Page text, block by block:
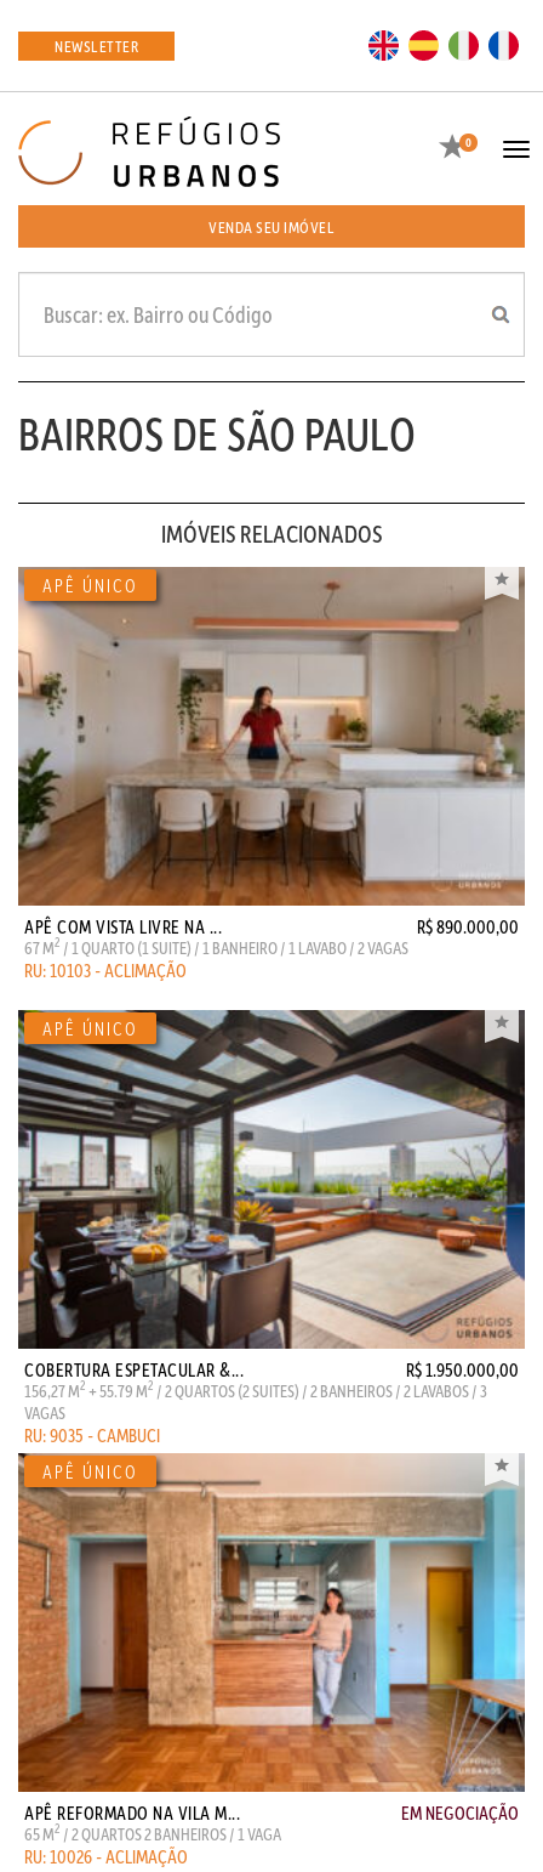
NEWSLETTER EN ES
Favoritos
0
VENDA SEU IMÓVEL
BAIRROS DE SÃO PAULO
IMÓVEIS RELACIONADOS
APÊ COM VISTA LIVRE NA ... R$ 890.000,00
67 M2 / 1 QUARTO (1 SUITE) / 1 BANHEIRO / 1 LAVABO / 2 VAGAS
RU: 10103 - ACLIMAÇÃO
COBERTURA ESPETACULAR &... R$ 1.950.000,00
156,27 M2 + 55.79 M2 / 2 QUARTOS (2 SUITES) / 2 BANHEIROS / 2 LAVABOS / 3
VAGAS
RU: 9035 - CAMBUCI
APÊ REFORMADO NA VILA M... EM NEGOCIAÇÃO
65 M2 / 2 QUARTOS 2 BANHEIROS / 1 VAGA
RU: 10026 - ACLIMAÇÃO